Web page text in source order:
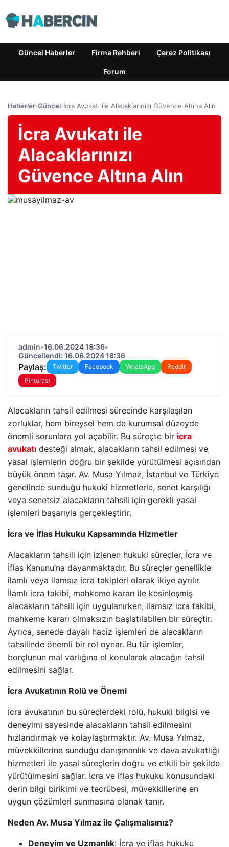
Güncel Haberler Firma Rehberi Çerez Politikası
Forum
Haberler›Güncel›İcra Avukatı ile Alacaklarınızı Güvence Altına Alın
İcra Avukatı ile
Alacaklarınızı
Güvence Altına Alın
admin•16.06.2024 18:36•
Güncellendi: 16.06.2024 18:36
Paylaş: Twitter Facebook WhatsApp
Reddit
Pinterest
Alacakların tahsil edilmesi sürecinde karşılaşılan
zorluklar, hem bireysel hem de kurumsal düzeyde
önemli sorunlara yol açabilir. Bu süreçte bir icra
avukatı desteği almak, alacakların tahsil edilmesi ve
yasal işlemlerin doğru bir şekilde yürütülmesi açısından
büyük önem taşır. Av. Musa Yılmaz, İstanbul ve Türkiye
genelinde sunduğu hukuki hizmetlerle, senet karşılığı
veya senetsiz alacakların tahsili için gerekli yasal
işlemleri başarıyla gerçekleştirir.
İcra ve İflas Hukuku Kapsamında Hizmetler
Alacakların tahsili için izlenen hukuki süreçler, İcra ve
İflas Kanunu’na dayanmaktadır. Bu süreçler genellikle
ilamlı veya ilamsız icra takipleri olarak ikiye ayrılır.
İlamlı icra takibi, mahkeme kararı ile kesinleşmiş
alacakların tahsili için uygulanırken, ilamsız icra takibi,
mahkeme kararı olmaksızın başlatılabilen bir süreçtir.
Ayrıca, senede dayalı haciz işlemleri de alacakların
tahsilinde önemli bir rol oynar. Bu tür işlemler,
borçlunun mal varlığına el konularak alacağın tahsil
edilmesini sağlar.
İcra Avukatının Rolü ve Önemi
İcra avukatının bu süreçlerdeki rolü, hukuki bilgisi ve
deneyimi sayesinde alacakların tahsil edilmesini
hızlandırmak ve kolaylaştırmaktır. Av. Musa Yılmaz,
müvekkillerine sunduğu danışmanlık ve dava avukatlığı
hizmetleri ile yasal süreçlerin doğru ve etkili bir şekilde
yürütülmesini sağlar. İcra ve iflas hukuku konusundaki
derin bilgi birikimi ve tecrübesi, müvekkillerine en
uygun çözümleri sunmasına olanak tanır.
Neden Av. Musa Yılmaz ile Çalışmalısınız?
Deneyim ve Uzmanlık: İcra ve iflas hukuku